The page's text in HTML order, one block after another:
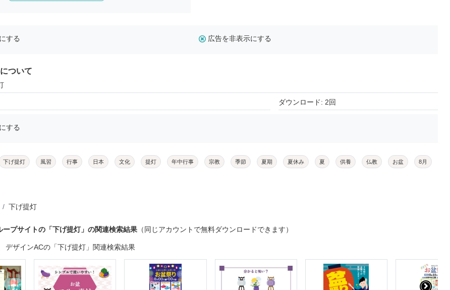
する 広告を非表示にする
ついて
ダウンロード: 2回
する
下げ提灯 風習 行事 日本 文化 提灯 年中行事 宗教 季節 夏期 夏休み 夏 供養 仏教 お盆 8月
下げ提灯
ープサイトの「下げ提灯」の関連検索結果 （同じアカウントで無料ダウンロードできます）
デザインACの「下げ提灯」関連検索結果